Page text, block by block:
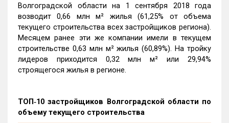
Волгоградской области на 1 сентября 2018 года
возводит 0,66 млн м² жилья (61,25% от объема
текущего строительства всех застройщиков региона).
Месяцем ранее эти же компании имели в текущем
строительстве 0,63 млн м² жилья (60,89%). На тройку
лидеров приходится 0,32 млн м² или 29,94%
строящегося жилья в регионе.
ТОП‑10 застройщиков Волгоградской области по
объему текущего строительства